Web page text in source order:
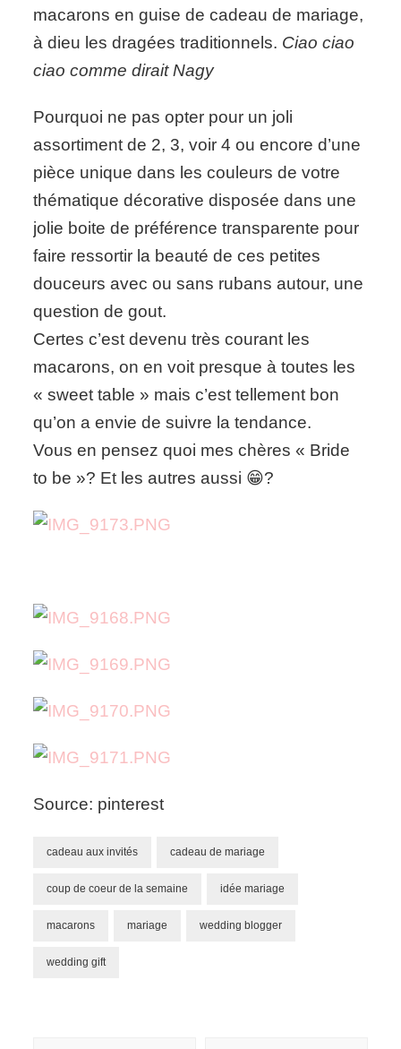
macarons en guise de cadeau de mariage,
à dieu les dragées traditionnels. Ciao ciao
ciao comme dirait Nagy
Pourquoi ne pas opter pour un joli
assortiment de 2, 3, voir 4 ou encore d’une
pièce unique dans les couleurs de votre
thématique décorative disposée dans une
jolie boite de préférence transparente pour
faire ressortir la beauté de ces petites
douceurs avec ou sans rubans autour, une
question de gout.
Certes c’est devenu très courant les
macarons, on en voit presque à toutes les
« sweet table » mais c’est tellement bon
qu’on a envie de suivre la tendance.
Vous en pensez quoi mes chères « Bride
to be »? Et les autres aussi 😁?
Source: pinterest
cadeau aux invités cadeau de mariage
coup de coeur de la semaine idée mariage
macarons mariage wedding blogger
wedding gift